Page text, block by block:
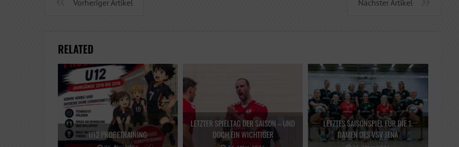
Vorheriger Artikel Nächster Artikel
RELATED
U12 PROBETRAINING
LETZTER SPIELTAG DER SAISON – UND
DOCH EIN WICHTIGER
LETZTES SAISONSPIEL FÜR DIE 1.
DAMEN DES VSV JENA